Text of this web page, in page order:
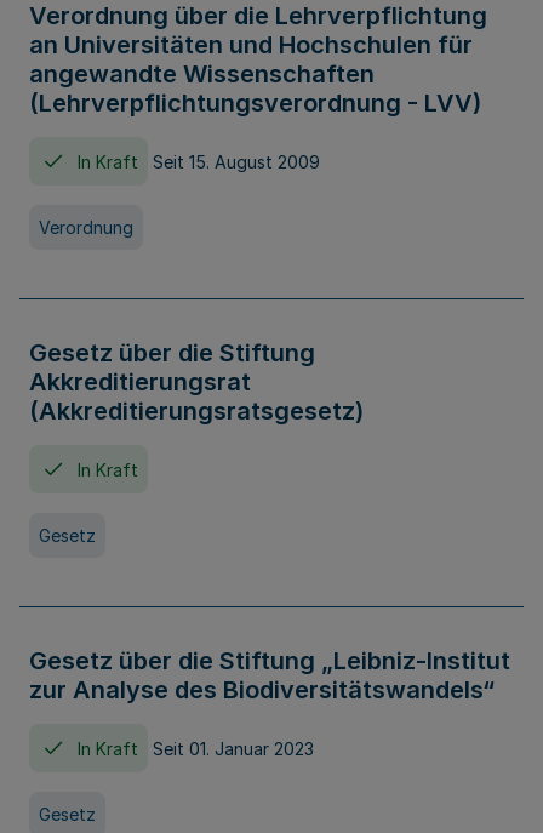
Verordnung über die Lehrverpflichtung
an Universitäten und Hochschulen für
angewandte Wissenschaften
(Lehrverpflichtungsverordnung - LVV)
In Kraft Seit 15. August 2009
Verordnung
Gesetz über die Stiftung
Akkreditierungsrat
(Akkreditierungsratsgesetz)
In Kraft
Gesetz
Gesetz über die Stiftung „Leibniz-Institut
zur Analyse des Biodiversitätswandels“
In Kraft Seit 01. Januar 2023
Gesetz